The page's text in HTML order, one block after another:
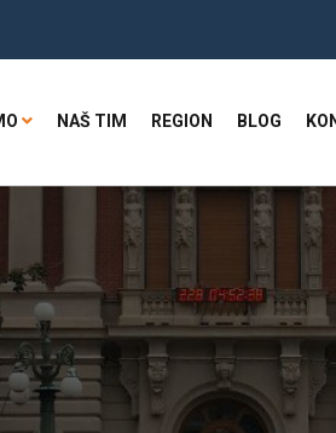
NAŠ TIM REGION BLOG